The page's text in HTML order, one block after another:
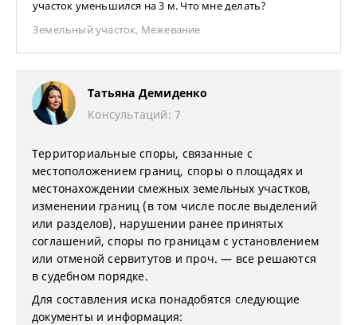
участок уменьшился на 3 м. Что мне делать?
Земельный участок, Межевание
Татьяна Демиденко
Консультаций: 7
Территориальные споры, связанные с
местоположением границ, споры о площадях и
местонахождении смежных земельных участков,
изменении границ (в том числе после выделений
или разделов), нарушении ранее принятых
соглашений, споры по границам с установлением
или отменой сервитутов и проч. — все решаются
в судебном порядке.
Для составления иска понадобятся следующие
документы и информация: